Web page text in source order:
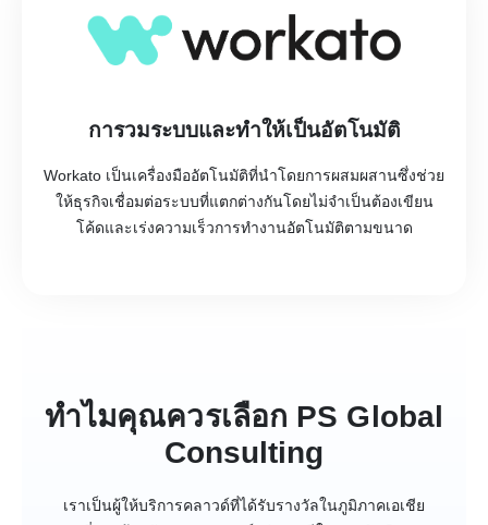
การวมระบบและทำให้เป็นอัตโนมัติ
Workato เป็นเครื่องมืออัตโนมัติที่นำโดยการผสมผสานซึ่งช่วย
ให้ธุรกิจเชื่อมต่อระบบที่แตกต่างกันโดยไม่จำเป็นต้องเขียน
โค้ดและเร่งความเร็วการทำงานอัตโนมัติตามขนาด
ทำไมคุณควรเลือก PS Global
Consulting
เราเป็นผู้ให้บริการคลาวด์ที่ได้รับรางวัลในภูมิภาคเอเชีย